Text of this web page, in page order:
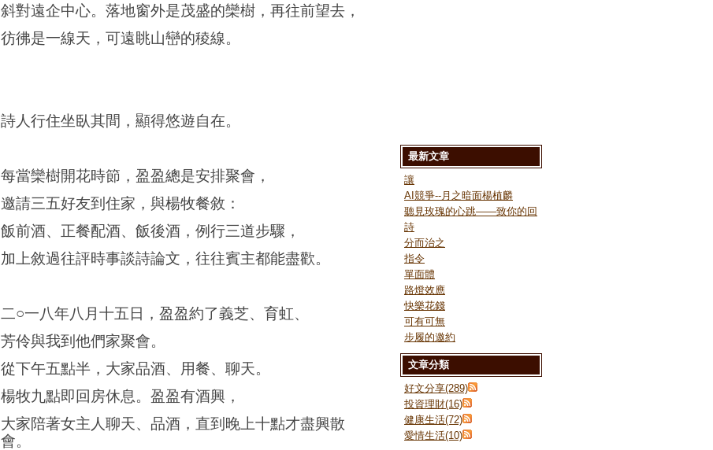
斜對遠企中心。落地窗外是茂盛的欒樹，再往前望去，
彷彿是一線天，可遠眺山巒的稜線。
詩人行住坐臥其間，顯得悠遊自在。
每當欒樹開花時節，盈盈總是安排聚會，
邀請三五好友到住家，與楊牧餐敘：
飯前酒、正餐配酒、飯後酒，例行三道步驟，
加上敘過往評時事談詩論文，往往賓主都能盡歡。
二○一八年八月十五日，盈盈約了義芝、育虹、
芳伶與我到他們家聚會。
從下午五點半，大家品酒、用餐、聊天。
楊牧九點即回房休息。盈盈有酒興，
大家陪著女主人聊天、品酒，直到晚上十點才盡興散
會。
最新文章
讓
AI競爭--月之暗面楊植麟
聽見玫瑰的心跳——致你的回
詩
分而治之
指令
單面體
路燈效應
快樂花錢
可有可無
步履的邀約
文章分類
好文分享(289)
投資理財(16)
健康生活(72)
愛情生活(10)